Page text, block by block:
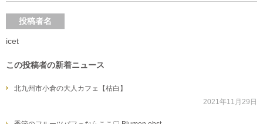
投稿者名
icet
この投稿者の新着ニュース
北九州市小倉の大人カフェ【枯白】
2021年11月29日